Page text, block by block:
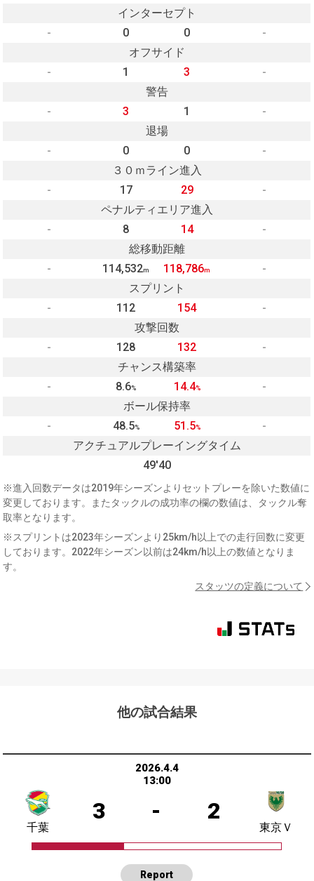
インターセプト
-
0 0
-
オフサイド
-
1 3
-
警告
-
3 1
-
退場
-
0 0
-
３０ｍライン進入
-
17 29
-
ペナルティエリア進入
-
8 14
-
総移動距離
-
114,532m 118,786m
-
スプリント
-
112 154
-
攻撃回数
-
128 132
-
チャンス構築率
-
8.6% 14.4%
-
ボール保持率
-
48.5% 51.5%
-
アクチュアルプレーイングタイム
49'40
※進入回数データは2019年シーズンよりセットプレーを除いた数値に
変更しております。またタックルの成功率の欄の数値は、タックル奪
取率となります。
※スプリントは2023年シーズンより25km/h以上での走行回数に変更
しております。2022年シーズン以前は24km/h以上の数値となりま
す。
スタッツの定義について
他の試合結果
2026.4.4
13:00
3 - 2
千葉 東京Ｖ
Report